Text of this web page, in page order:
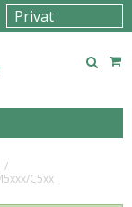
/
C5xx